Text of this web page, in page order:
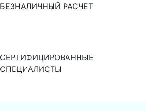
БЕЗНАЛИЧНЫЙ РАСЧЕТ
СЕРТИФИЦИРОВАННЫЕ
СПЕЦИАЛИСТЫ